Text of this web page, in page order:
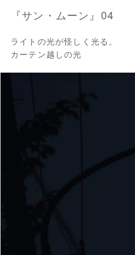
『サン・ムーン』04
ライトの光が怪しく光る。
カーテン越しの光